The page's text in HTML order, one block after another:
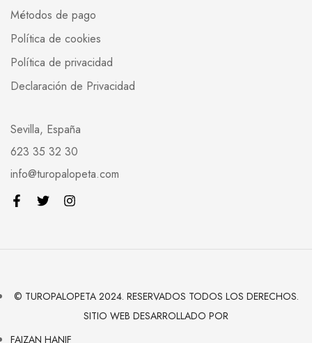
Métodos de pago
Política de cookies
Política de privacidad
Declaración de Privacidad
Sevilla, España
623 35 32 30
info@turopalopeta.com
© TUROPALOPETA 2024. RESERVADOS TODOS LOS DERECHOS.
SITIO WEB DESARROLLADO POR
FAIZAN HANIF